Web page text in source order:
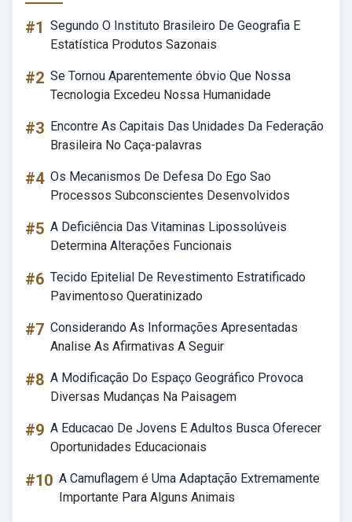
#1 Segundo O Instituto Brasileiro De Geografia E
Estatística Produtos Sazonais
#2 Se Tornou Aparentemente óbvio Que Nossa
Tecnologia Excedeu Nossa Humanidade
#3 Encontre As Capitais Das Unidades Da Federação
Brasileira No Caça-palavras
#4 Os Mecanismos De Defesa Do Ego Sao
Processos Subconscientes Desenvolvidos
#5 A Deficiência Das Vitaminas Lipossolúveis
Determina Alterações Funcionais
#6 Tecido Epitelial De Revestimento Estratificado
Pavimentoso Queratinizado
#7 Considerando As Informações Apresentadas
Analise As Afirmativas A Seguir
#8 A Modificação Do Espaço Geográfico Provoca
Diversas Mudanças Na Paisagem
#9 A Educacao De Jovens E Adultos Busca Oferecer
Oportunidades Educacionais
#10 A Camuflagem é Uma Adaptação Extremamente
Importante Para Alguns Animais